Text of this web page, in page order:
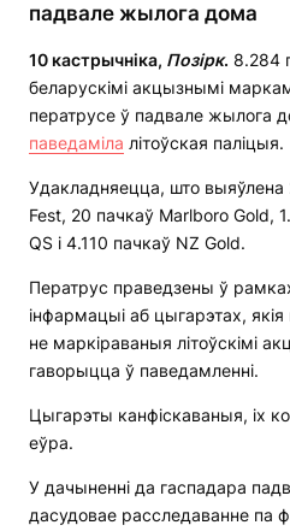
падвале жылога дома
10 кастрычніка, Позірк. 8.284
беларускімі акцызнымі
ператрусе ў падвале жылога
паведаміла літоўская паліцыя.
Удакладняецца, што выяўлена
Fest, 20 пачкаў Marlboro Gold,
QS і 4.110 пачкаў NZ Gold.
Ператрус праведзены ў
інфармацыі аб цыгарэтах,
не маркіраваныя літоўскімі
гаворыцца ў паведамленні.
Цыгарэты канфіскаваныя, іх
еўра.
У дачыненні да гаспадара
дасудовае расследаванне па